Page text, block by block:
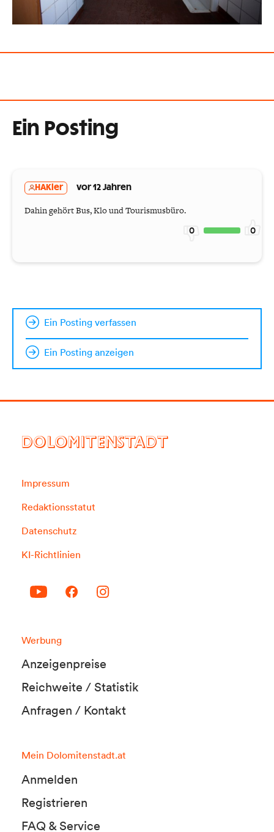
Ein Posting
HAKler vor 12 Jahren
Dahin gehört Bus, Klo und Tourismusbüro.
0 0
Ein Posting verfassen
Ein Posting anzeigen
DOLOMITENSTADT
Impressum
Redaktionsstatut
Datenschutz
KI-Richtlinien
Werbung
Anzeigenpreise
Reichweite / Statistik
Anfragen / Kontakt
Mein Dolomitenstadt.at
Anmelden
Registrieren
FAQ & Service